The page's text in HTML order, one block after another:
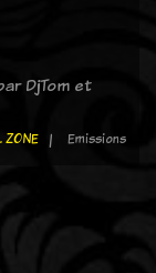
DjTom et
ZONE Emissions